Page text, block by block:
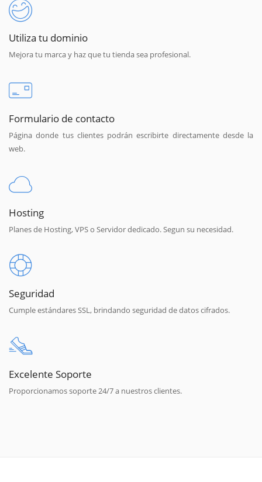
Utiliza tu dominio
Mejora tu marca y haz que tu tienda sea profesional.
Formulario de contacto
Página donde tus clientes podrán escribirte directamente desde la
web.
Hosting
Planes de Hosting, VPS o Servidor dedicado. Segun su necesidad.
Seguridad
Cumple estándares SSL, brindando seguridad de datos cifrados.
Excelente Soporte
Proporcionamos soporte 24/7 a nuestros clientes.